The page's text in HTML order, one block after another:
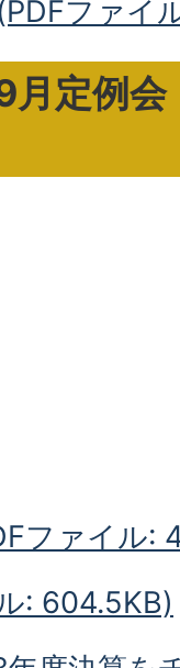
ファイ
定例会
ファイル:
: 604.5KB)